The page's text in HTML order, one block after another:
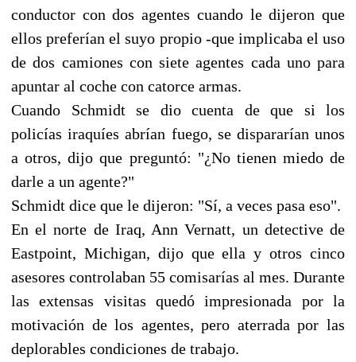
conductor con dos agentes cuando le dijeron que
ellos preferían el suyo propio -que implicaba el uso
de dos camiones con siete agentes cada uno para
apuntar al coche con catorce armas.
Cuando Schmidt se dio cuenta de que si los
policías iraquíes abrían fuego, se dispararían unos
a otros, dijo que preguntó: "¿No tienen miedo de
darle a un agente?"
Schmidt dice que le dijeron: "Sí, a veces pasa eso".
En el norte de Iraq, Ann Vernatt, un detective de
Eastpoint, Michigan, dijo que ella y otros cinco
asesores controlaban 55 comisarías al mes. Durante
las extensas visitas quedó impresionada por la
motivación de los agentes, pero aterrada por las
deplorables condiciones de trabajo.